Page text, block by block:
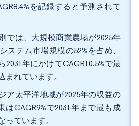
を記録すると予測されて
では、大規模商業農場が2025年
ステム市場規模の52%を占め、
2031年にかけてCAGR10.5%で最
まれています。
ア太平洋地域が2025年の収益の
はCAGR9%で2031年まで最も成
っています。